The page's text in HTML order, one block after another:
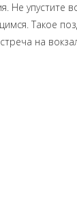
упустите
Такое
на